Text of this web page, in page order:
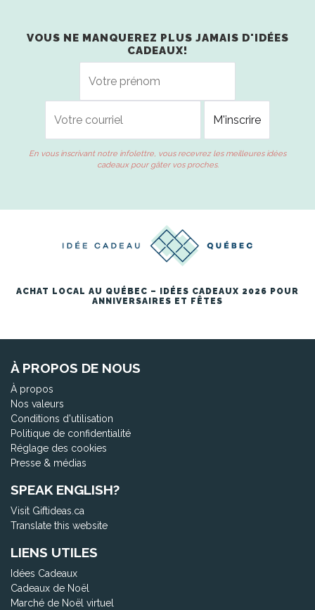
VOUS NE MANQUEREZ PLUS JAMAIS D'IDÉES
CADEAUX!
En vous inscrivant notre infolettre, vous recevrez les meilleures idées
cadeaux pour gâter vos proches.
ACHAT LOCAL AU QUÉBEC – IDÉES CADEAUX 2026 POUR
ANNIVERSAIRES ET FÊTES
À PROPOS DE NOUS
À propos
Nos valeurs
Conditions d'utilisation
Politique de confidentialité
Réglage des cookies
Presse & médias
SPEAK ENGLISH?
Visit Giftideas.ca
Translate this website
LIENS UTILES
Idées Cadeaux
Cadeaux de Noël
Marché de Noël virtuel